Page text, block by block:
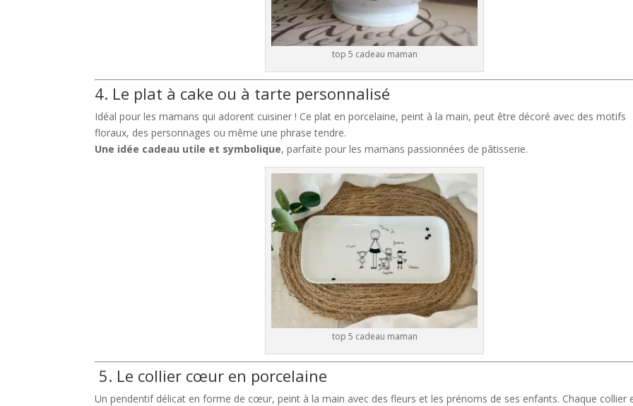
top 5 cadeau maman
4. Le plat à cake ou à tarte personnalisé
Idéal pour les mamans qui adorent cuisiner ! Ce plat en porcelaine, peint à la main, peut être décoré avec des motifs
floraux, des personnages ou même une phrase tendre.
Une idée cadeau utile et symbolique, parfaite pour les mamans passionnées de pâtisserie.
top 5 cadeau maman
5. Le collier cœur en porcelaine
Un pendentif délicat en forme de cœur, peint à la main avec des fleurs et les prénoms de ses enfants. Chaque collier